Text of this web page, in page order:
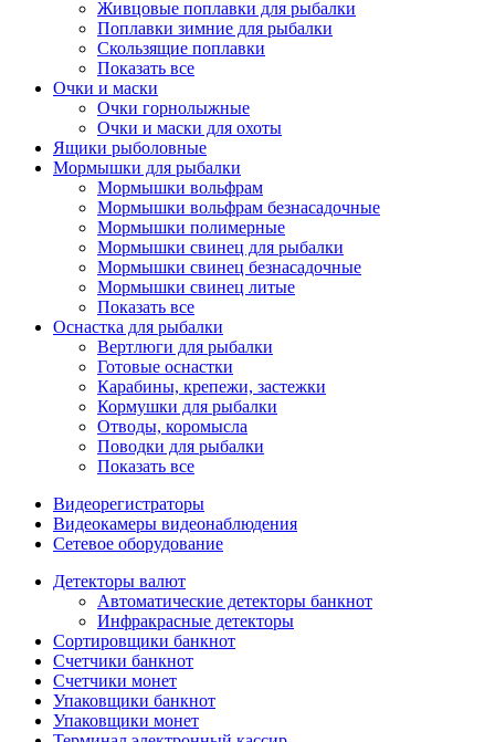
Живцовые поплавки для рыбалки
Поплавки зимние для рыбалки
Скользящие поплавки
Показать все
Очки и маски
Очки горнолыжные
Очки и маски для охоты
Ящики рыболовные
Мормышки для рыбалки
Мормышки вольфрам
Мормышки вольфрам безнасадочные
Мормышки полимерные
Мормышки свинец для рыбалки
Мормышки свинец безнасадочные
Мормышки свинец литые
Показать все
Оснастка для рыбалки
Вертлюги для рыбалки
Готовые оснастки
Карабины, крепежи, застежки
Кормушки для рыбалки
Отводы, коромысла
Поводки для рыбалки
Показать все
Видеорегистраторы
Видеокамеры видеонаблюдения
Сетевое оборудование
Детекторы валют
Автоматические детекторы банкнот
Инфракрасные детекторы
Сортировщики банкнот
Счетчики банкнот
Счетчики монет
Упаковщики банкнот
Упаковщики монет